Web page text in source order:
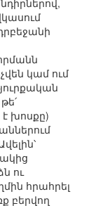
կամ ում
է խոսքը)
ու
հրահրել
բերվող